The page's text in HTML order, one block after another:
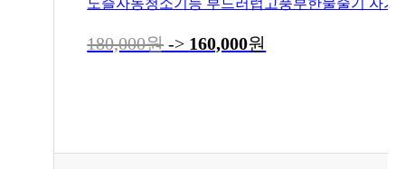
180,000원-> 160,000원